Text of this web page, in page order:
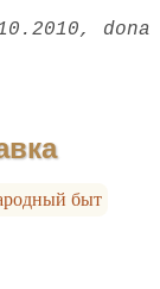
dona
быт